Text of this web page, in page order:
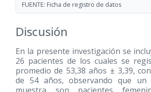
FUENTE: Ficha de registro de datos
Discusión
En la presente investigación se
26 pacientes de los cuales se
promedio de 53,38 años ± 3,39,
de 54 años, observando que un